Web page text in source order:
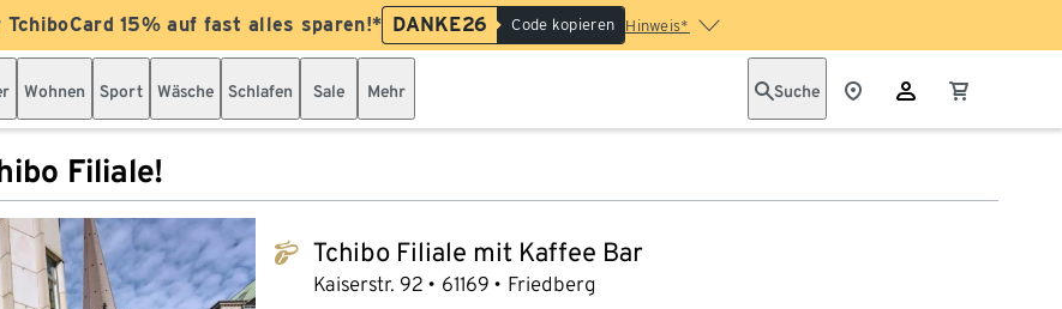
15% auf fast alles sparen!* DANKE26 Code kopieren Hinweis*
Wohnen Sport Wäsche Schlafen Sale Mehr Suche
Filiale!
tchibo_logo Tchibo Filiale mit Kaffee Bar
Kaiserstr. 92 61169 Friedberg